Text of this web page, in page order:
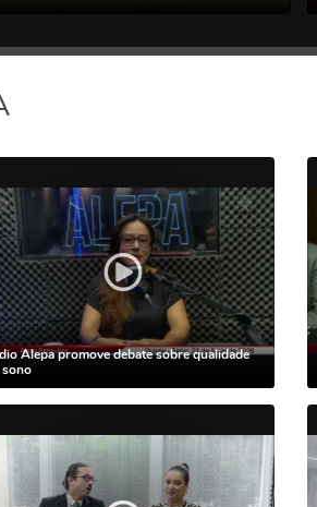
Alepa promove debate sobre qualidade